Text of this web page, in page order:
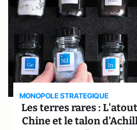
MONOPOLE STRATEGIQUE
Les terres rares :
Chine et le talon